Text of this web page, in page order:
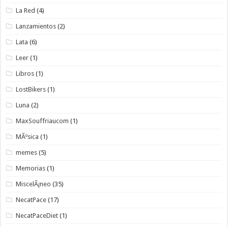
La Red (4)
Lanzamientos (2)
Lata (6)
Leer (1)
Libros (1)
LostBikers (1)
Luna (2)
MaxSouffriaucom (1)
MÃºsica (1)
memes (5)
Memorias (1)
MiscelÃ¡neo (35)
NecatPace (17)
NecatPaceDiet (1)